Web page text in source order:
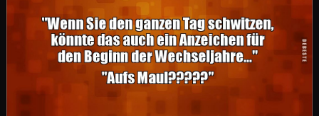
"Es kommt nicht auf die Größe an, je kleiner sie
sind, desto besser passen sie in den Mund!"
Oma beim Plätzchen backen.